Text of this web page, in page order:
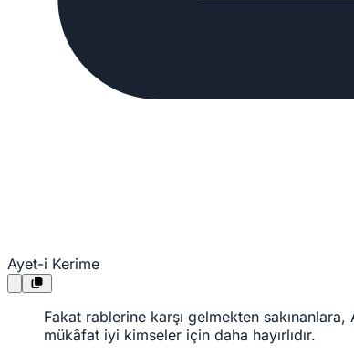
Ayet-i Kerime
Fakat rablerine karşı gelmekten
mükâfat iyi kimseler için daha hayırlıdır.